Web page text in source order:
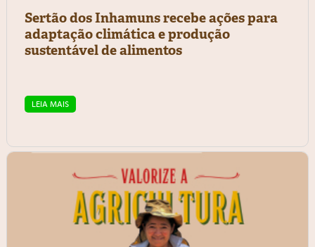
Sertão dos Inhamuns recebe ações para
adaptação climática e produção
sustentável de alimentos
LEIA MAIS